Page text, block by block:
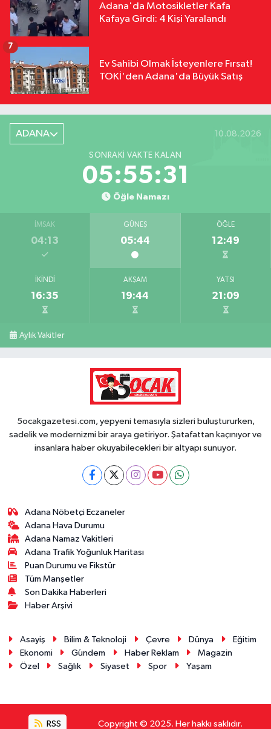
Adana'da Motosikletler Kafa
Kafaya Girdi: 4 Kişi Yaralandı
Ev Sahibi Olmak İsteyenlere Fırsat!
TOKİ'den Adana'da Büyük Satış
7
ADANA 10.08.2026
SONRAKI VAKTE KALAN
05:55:30
Öğle Namazı
İMSAK
04:13
GÜNEŞ
05:44
ÖĞLE
12:49
İKINDI
16:35
AKŞAM
19:44
YATSI
21:09
Aylık Vakitler
5ocakgazetesi.com, yepyeni temasıyla sizleri buluştururken,
sadelik ve modernizmi bir araya getiriyor. Şatafattan kaçınıyor ve
insanlara haber okuyabilecekleri bir altyapı sunuyor.
Adana Nöbetçi Eczaneler
Adana Hava Durumu
Adana Namaz Vakitleri
Adana Trafik Yoğunluk Haritası
Puan Durumu ve Fikstür
Tüm Manşetler
Son Dakika Haberleri
Haber Arşivi
Asayiş Bilim & Teknoloji Çevre Dünya
Eğitim
Ekonomi
Gündem Haber Reklam
Magazin
Özel
Sağlık Siyaset Spor Yaşam
RSS Copyright © 2025. Her hakkı saklıdır.